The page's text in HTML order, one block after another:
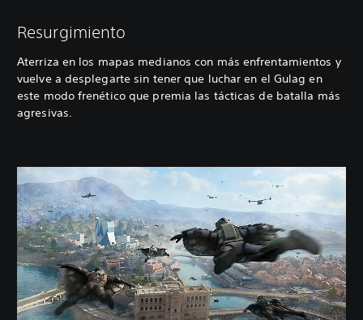
Resurgimiento
Aterriza en los mapas medianos con más enfrentamientos y
vuelve a desplegarte sin tener que luchar en el Gulag en
este modo frenético que premia las tácticas de batalla más
agresivas.